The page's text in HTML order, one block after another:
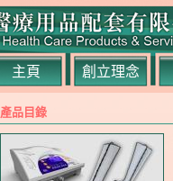
主頁 創立理念
產品目錄